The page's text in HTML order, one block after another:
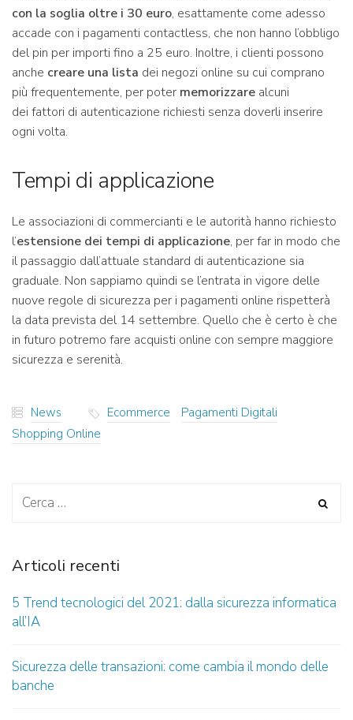
con la soglia oltre i 30 euro, esattamente come adesso
accade con i pagamenti contactless, che non hanno l’obbligo
del pin per importi fino a 25 euro. Inoltre, i clienti possono
anche creare una lista dei negozi online su cui comprano
più frequentemente, per poter memorizzare alcuni
dei fattori di autenticazione richiesti senza doverli inserire
ogni volta.
Tempi di applicazione
Le associazioni di commercianti e le autorità hanno richiesto
l’estensione dei tempi di applicazione, per far in modo che
il passaggio dall’attuale standard di autenticazione sia
graduale. Non sappiamo quindi se l’entrata in vigore delle
nuove regole di sicurezza per i pagamenti online rispetterà
la data prevista del 14 settembre. Quello che è certo è che
in futuro potremo fare acquisti online con sempre maggiore
sicurezza e serenità.
News Ecommerce
Pagamenti Digitali
Shopping Online
Articoli recenti
5 Trend tecnologici del 2021: dalla sicurezza informatica
all’IA
Sicurezza delle transazioni: come cambia il mondo delle
banche